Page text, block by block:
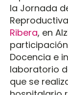
la Jornada
Ribera, en
Docencia e
laboratorio
que se